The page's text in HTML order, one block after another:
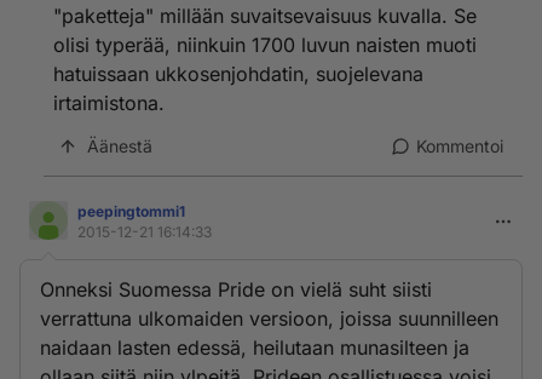
"paketteja" millään suvaitsevaisuus kuvalla. Se
olisi typerää, niinkuin 1700 luvun naisten muoti
hatuissaan ukkosenjohdatin, suojelevana
irtaimistona.
Äänestä Kommentoi
peepingtommi1
2015-12-21 16:14:33
Onneksi Suomessa Pride on vielä suht siisti
verrattuna ulkomaiden versioon, joissa suunnilleen
naidaan lasten edessä, heilutaan munasilteen ja